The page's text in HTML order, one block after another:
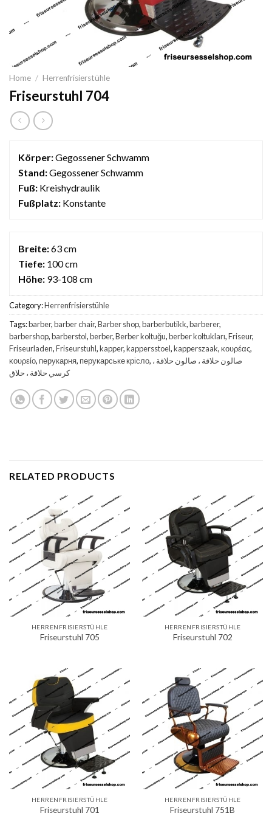
Home / Herrenfrisierstühle
Friseurstuhl 704
Körper:Gegossener Schwamm
Stand:Gegossener Schwamm
Fuß: Kreishydraulik
Fußplatz: Konstante
Breite:63 cm
Tiefe: 100 cm
Höhe: 93-108 cm
Category:Herrenfrisierstühle
Tags:barber,barber chair,Barber shop,barberbutikk,barberer,
barbershop,barberstol,berber,Berber koltuğu,berber koltukları,Friseur,
Friseurladen,Friseurstuhl,kapper,kappersstoel,kapperszaak,κουρέας,
κουρείο, перукарня, перукарське крісло, صالون حلاقة ، صالون حلاقة ،
كرسي حلاقة ، حلاق
RELATED PRODUCTS
HERRENFRISIERSTÜHLE
Friseurstuhl 705
HERRENFRISIERSTÜHLE
Friseurstuhl 702
HERRENFRISIERSTÜHLE
Friseurstuhl 701
HERRENFRISIERSTÜHLE
Friseurstuhl 751B